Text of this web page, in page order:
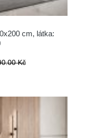
cm, látka:
Kč